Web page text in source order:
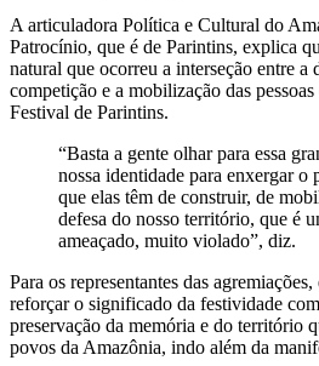
A articuladora Política e Cultural do
Patrocínio, que é de Parintins, explica
natural que ocorreu a interseção entre a
competição e a mobilização das
Festival de Parintins.
“Basta a gente olhar para essa
nossa identidade para enxergar o
que elas têm de construir, de
defesa do nosso território, que é
ameaçado, muito violado”, diz.
Para os representantes das
reforçar o significado da festividade
preservação da memória e do território
povos da Amazônia, indo além da